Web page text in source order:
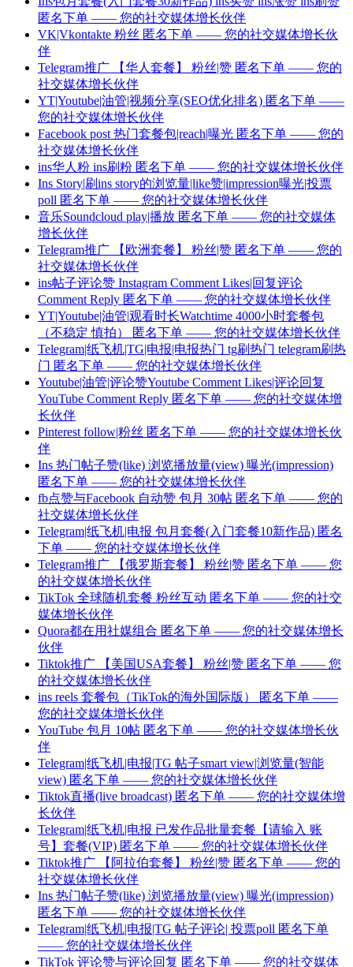
匿名下单 —— 您的社交媒体增长伙伴
VK|Vkontakte 粉丝 匿名下单 —— 您的社交媒体增长伙
伴
Telegram推广 【华人套餐】 粉丝|赞 匿名下单 —— 您的
社交媒体增长伙伴
YT|Youtube|油管|视频分享(SEO优化排名) 匿名下单 ——
您的社交媒体增长伙伴
Facebook post 热门套餐包|reach|曝光 匿名下单 —— 您的
社交媒体增长伙伴
ins华人粉 ins刷粉 匿名下单 —— 您的社交媒体增长伙伴
Ins Story|刷ins story的浏览量|like赞|impression曝光|投票
poll 匿名下单 —— 您的社交媒体增长伙伴
音乐Soundcloud play|播放 匿名下单 —— 您的社交媒体
增长伙伴
Telegram推广 【欧洲套餐】 粉丝|赞 匿名下单 —— 您的
社交媒体增长伙伴
ins帖子评论赞 Instagram Comment Likes|回复评论
Comment Reply 匿名下单 —— 您的社交媒体增长伙伴
YT|Youtube|油管|观看时长Watchtime 4000小时套餐包
（不稳定 慎拍） 匿名下单 —— 您的社交媒体增长伙伴
Telegram|纸飞机|TG|电报|电报热门 tg刷热门 telegram刷热
门 匿名下单 —— 您的社交媒体增长伙伴
Youtube|油管|评论赞Youtube Comment Likes|评论回复
YouTube Comment Reply 匿名下单 —— 您的社交媒体增
长伙伴
Pinterest follow|粉丝 匿名下单 —— 您的社交媒体增长伙
伴
Ins 热门帖子赞(like) 浏览播放量(view) 曝光(impression)
匿名下单 —— 您的社交媒体增长伙伴
fb点赞与Facebook 自动赞 包月 30帖 匿名下单 —— 您的
社交媒体增长伙伴
Telegram|纸飞机|电报 包月套餐(入门套餐10新作品) 匿名
下单 —— 您的社交媒体增长伙伴
Telegram推广 【俄罗斯套餐】 粉丝|赞 匿名下单 —— 您
的社交媒体增长伙伴
TikTok 全球随机套餐 粉丝互动 匿名下单 —— 您的社交
媒体增长伙伴
Quora都在用社媒组合 匿名下单 —— 您的社交媒体增长
伙伴
Tiktok推广 【美国USA套餐】 粉丝|赞 匿名下单 —— 您
的社交媒体增长伙伴
ins reels 套餐包（TikTok的海外国际版） 匿名下单 ——
您的社交媒体增长伙伴
YouTube 包月 10帖 匿名下单 —— 您的社交媒体增长伙
伴
Telegram|纸飞机|电报|TG 帖子smart view|浏览量(智能
view) 匿名下单 —— 您的社交媒体增长伙伴
Tiktok直播(live broadcast) 匿名下单 —— 您的社交媒体增
长伙伴
Telegram|纸飞机|电报 已发作品批量套餐【请输入 账
号】套餐(VIP) 匿名下单 —— 您的社交媒体增长伙伴
Tiktok推广 【阿拉伯套餐】 粉丝|赞 匿名下单 —— 您的
社交媒体增长伙伴
Ins 热门帖子赞(like) 浏览播放量(view) 曝光(impression)
匿名下单 —— 您的社交媒体增长伙伴
Telegram|纸飞机|电报|TG 帖子评论| 投票poll 匿名下单
—— 您的社交媒体增长伙伴
TikTok 评论赞与评论回复 匿名下单 —— 您的社交媒体